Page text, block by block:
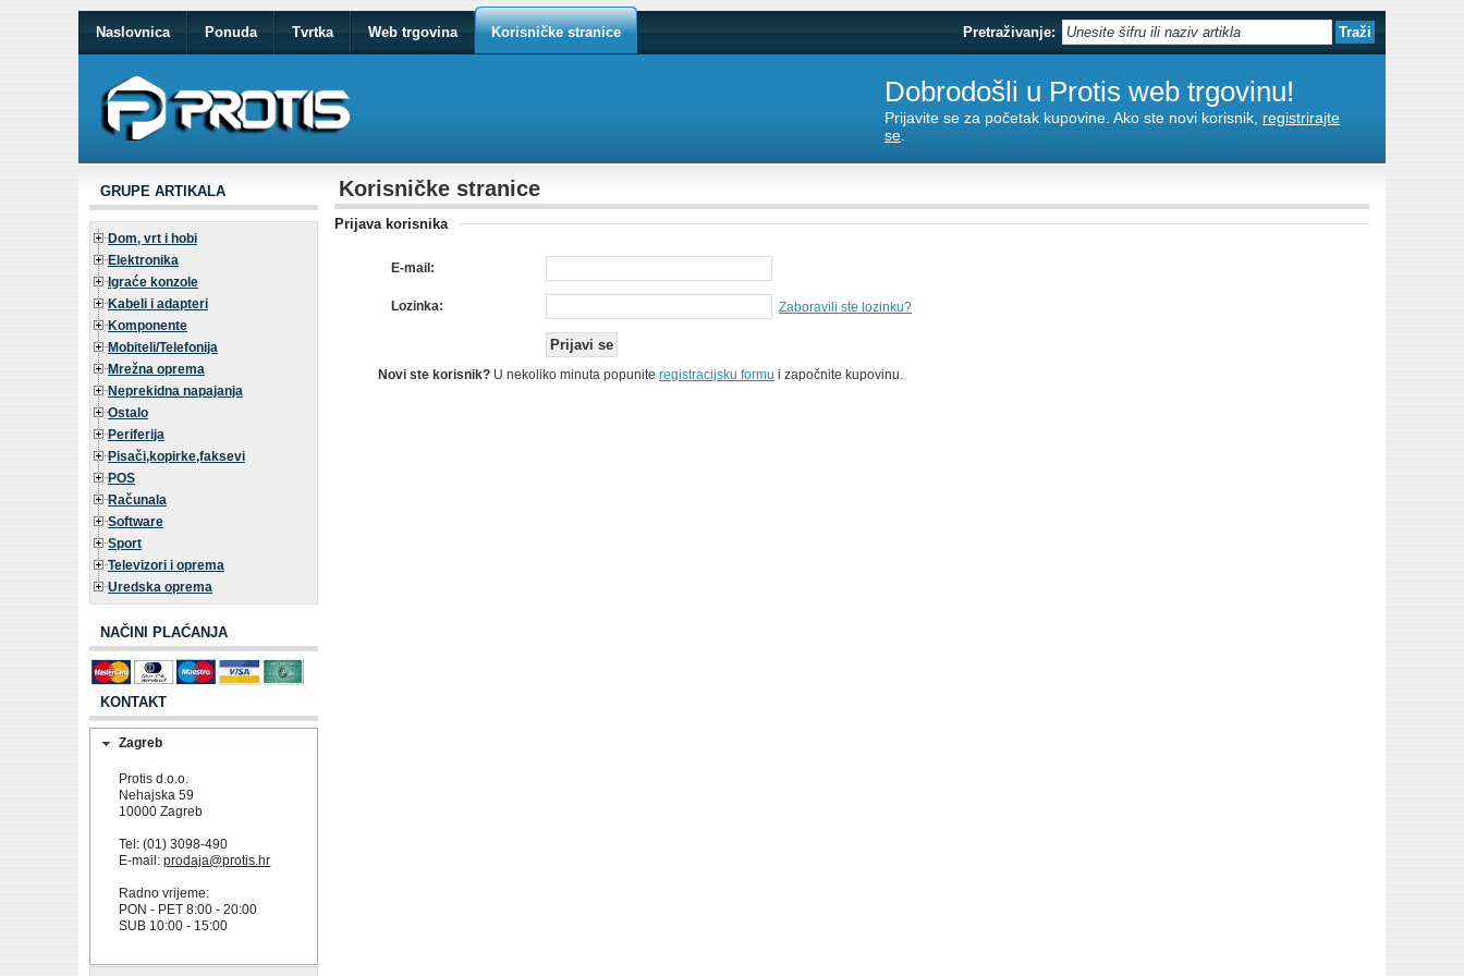
Naslovnica Ponuda Tvrtka Web trgovina Korisničke stranice Pretraživanje:
Dobrodošli u Protis web trgovinu!
Prijavite se za početak kupovine. Ako ste novi korisnik, registrirajte
se
GRUPE ARTIKALA
Dom, vrt i hobi
Elektronika
Igraće konzole
Kabeli i adapteri
Komponente
Mobiteli/Telefonija
Mrežna oprema
Neprekidna napajanja
Ostalo
Periferija
Pisači,kopirke,faksevi
POS
Računala
Software
Sport
Televizori i oprema
Uredska oprema
NAČINI PLAĆANJA
KONTAKT
Zagreb
Protis d.o.o.
Nehajska 59
10000 Zagreb
Tel: (01) 3098-490
E-mail:prodaja@protis.hr
Radno vrijeme:
PON - PET 8:00 - 20:00
SUB 10:00 - 15:00
Korisničke stranice
Prijava korisnika
E-mail:
Lozinka: Zaboravili ste lozinku?
Novi ste korisnik? U nekoliko minuta popunite registracijsku formu i započnite kupovinu.